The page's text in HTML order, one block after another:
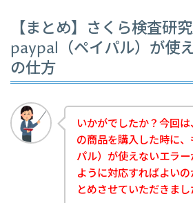
【まとめ】さくら検査研
paypal（ペイパル）が使
の仕方
いかがでしたか？今回
の商品を購入した時に
パル）が使えないエラ
ように対応すればよい
とめさせていただきまし